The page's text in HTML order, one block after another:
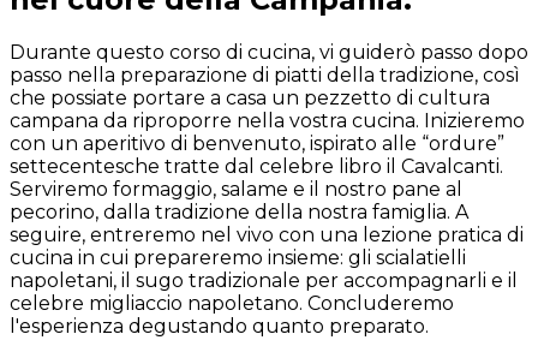
Durante questo corso di cucina, vi guiderò passo dopo
passo nella preparazione di piatti della tradizione, così
che possiate portare a casa un pezzetto di cultura
campana da riproporre nella vostra cucina. Inizieremo
con un aperitivo di benvenuto, ispirato alle “ordure”
settecentesche tratte dal celebre libro il Cavalcanti.
Serviremo formaggio, salame e il nostro pane al
pecorino, dalla tradizione della nostra famiglia. A
seguire, entreremo nel vivo con una lezione pratica di
cucina in cui prepareremo insieme: gli scialatielli
napoletani, il sugo tradizionale per accompagnarli e il
celebre migliaccio napoletano. Concluderemo
l'esperienza degustando quanto preparato.